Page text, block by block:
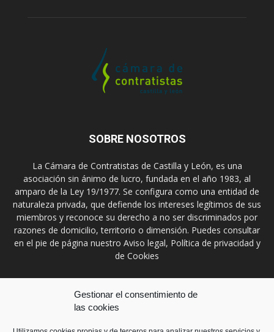
Gestionar el consentimiento de
las cookies
SOBRE NOSOTROS
La Cámara de Contratistas de Castilla y León, es una
asociación sin ánimo de lucro, fundada en el año 1983, al
amparo de la Ley 19/1977. Se configura como una entidad de
naturaleza privada, que defiende los intereses legítimos de sus
miembros y reconoce su derecho a no ser discriminados por
razones de domicilio, territorio o dimensión. Puedes consultar
en el pie de página nuestro Aviso legal, Política de privacidad y
de Cookies
Contáctanos:prensa@ccontratistascyl.es
SÍGUENOS